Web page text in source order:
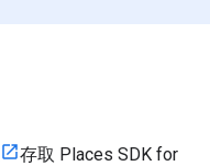
存取 Places SDK for